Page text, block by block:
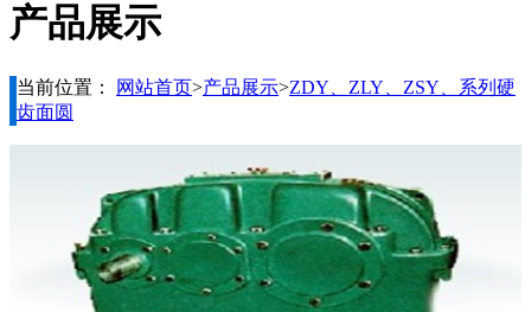
产品展示
当前位置： 网站首页>产品展示>ZDY、ZLY、ZSY、系列硬
齿面圆